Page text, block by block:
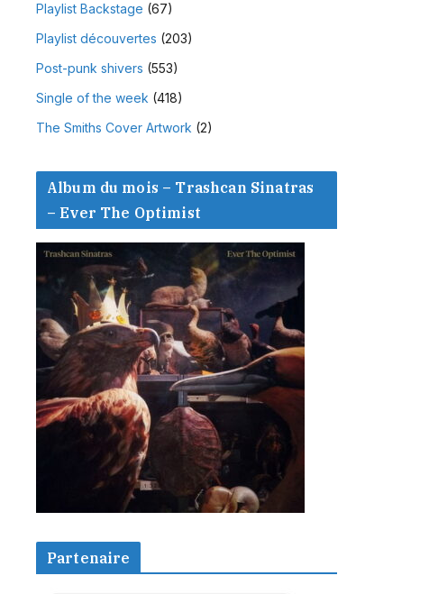
Playlist Backstage (67)
Playlist découvertes (203)
Post-punk shivers (553)
Single of the week (418)
The Smiths Cover Artwork (2)
Album du mois – Trashcan Sinatras
– Ever The Optimist
Partenaire